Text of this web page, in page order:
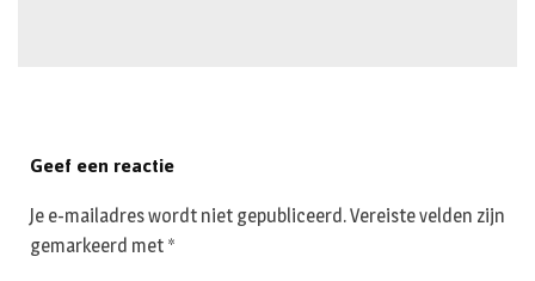
Geef een reactie
Je e-mailadres wordt niet gepubliceerd.Vereiste velden zijn
gemarkeerd met *